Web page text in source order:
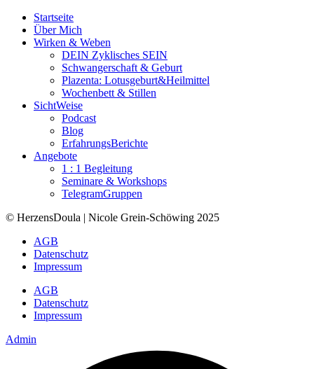
Startseite
Über Mich
Wirken & Weben
DEIN Zyklisches SEIN
Schwangerschaft & Geburt
Plazenta: Lotusgeburt&Heilmittel
Wochenbett & Stillen
SichtWeise
Podcast
Blog
ErfahrungsBerichte
Angebote
1 : 1 Begleitung
Seminare & Workshops
TelegramGruppen
© HerzensDoula | Nicole Grein-Schöwing 2025
AGB
Datenschutz
Impressum
AGB
Datenschutz
Impressum
Admin